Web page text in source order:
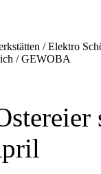
/ Elektro
/ GEWOBA